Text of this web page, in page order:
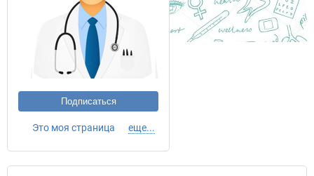
Подписаться
Это моя страница еще...